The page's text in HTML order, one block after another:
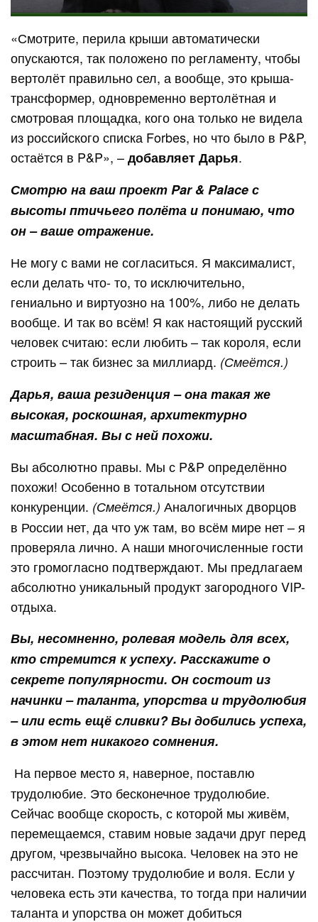
«Смотрите, перила крыши автоматически
опускаются, так положено по регламенту, чтобы
вертолёт правильно сел, а вообще, это крыша-
трансформер, одновременно вертолётная и
смотровая площадка, кого она только не видела
из российского списка Forbes, но что было в P&P,
остаётся в P&P», –добавляет Дарья.
Смотрю на ваш проект Par & Palace с
высоты птичьего полёта и понимаю, что
он – ваше отражение.
Не могу с вами не согласиться. Я максималист,
если делать что- то, то исключительно,
гениально и виртуозно на 100%, либо не делать
вообще. И так во всём! Я как настоящий русский
человек считаю: если любить – так короля, если
строить – так бизнес за миллиард. (Смеётся.)
Дарья, ваша резиденция – она такая же
высокая, роскошная, архитектурно
масштабная. Вы с ней похожи.
Вы абсолютно правы. Мы с P&P определённо
похожи! Особенно в тотальном отсутствии
конкуренции. (Смеётся.)Аналогичных дворцов
в России нет, да что уж там, во всём мире нет – я
проверяла лично. А наши многочисленные гости
это громогласно подтверждают. Мы предлагаем
абсолютно уникальный продукт загородного VIP-
отдыха.
Вы, несомненно, ролевая модель для всех,
кто стремится к успеху. Расскажите о
секрете популярности. Он состоит из
начинки – таланта, упорства и трудолюбия
– или есть ещё сливки? Вы добились успеха,
в этом нет никакого сомнения.
На первое место я, наверное, поставлю
трудолюбие. Это бесконечное трудолюбие.
Сейчас вообще скорость, с которой мы живём,
перемещаемся, ставим новые задачи друг перед
другом, чрезвычайно высока. Человек на это не
рассчитан. Поэтому трудолюбие и воля. Если у
человека есть эти качества, то тогда при наличии
таланта и упорства он может добиться